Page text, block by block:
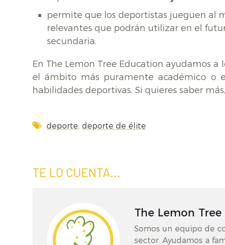
permite que los deportistas jueguen al
relevantes que podrán utilizar en el
secundaria.
En The Lemon Tree Education ayudamos
el ámbito más puramente académico o
habilidades deportivas. Si quieres saber
deporte,deporte de élite
TE LO CUENTA...
The Lemon
Somos un equipo de
sector. Ayudamos a